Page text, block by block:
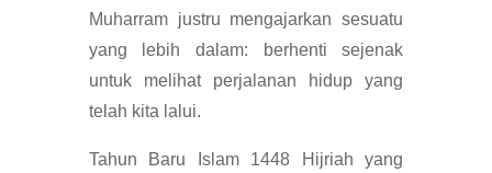
Muharram justru mengajarkan sesuatu
yang lebih dalam: berhenti sejenak
untuk melihat perjalanan hidup yang
telah kita lalui.
Tahun Baru Islam 1448 Hijriah yang